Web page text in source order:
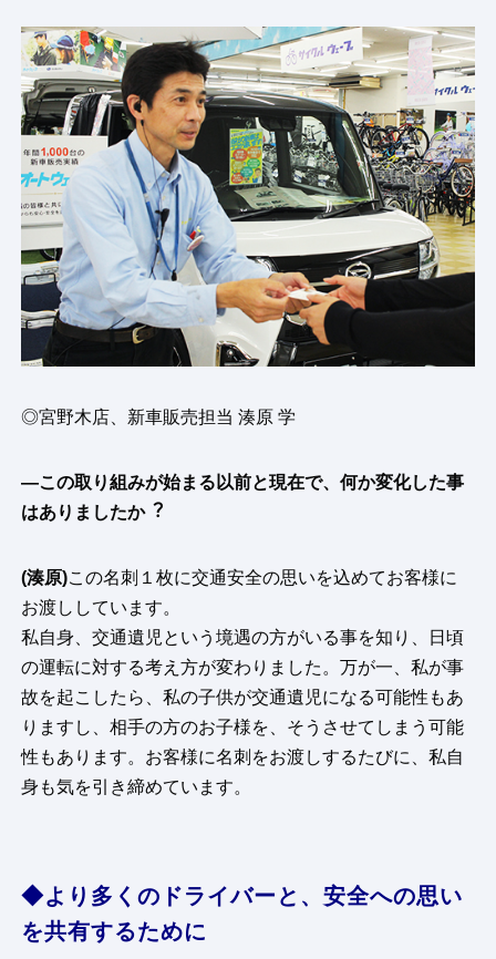
◎宮野木店、新車販売担当 湊原 学
—この取り組みが始まる以前と現在で、何か変化した事
はありましたか︖
(湊原)この名刺１枚に交通安全の思いを込めてお客様に
お渡ししています。
私自身、交通遺児という境遇の方がいる事を知り、日頃
の運転に対する考え方が変わりました。万が一、私が事
故を起こしたら、私の子供が交通遺児になる可能性もあ
りますし、相手の方のお子様を、そうさせてしまう可能
性もあります。お客様に名刺をお渡しするたびに、私自
身も気を引き締めています。
◆より多くのドライバーと、安全への思い
を共有するために